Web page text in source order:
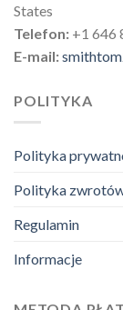
States
Telefon: +1 646
E-mail:
POLITYKA
Polityka
Polityka
Regulamin
Informacje